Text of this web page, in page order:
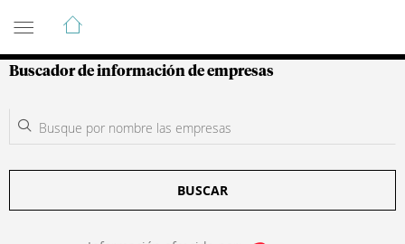
Guía de Empresas Colombianas
Buscador de información de empresas
BUSCAR